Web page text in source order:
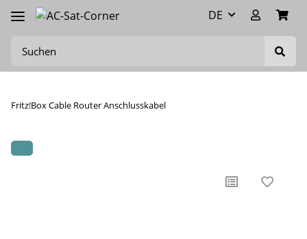
DE
Fritz!Box Cable Router Anschlusskabel